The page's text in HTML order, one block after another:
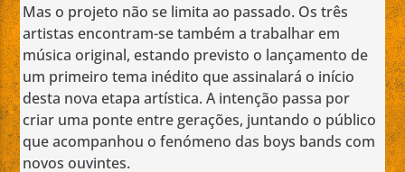
Mas o projeto não se limita ao passado. Os três
artistas encontram-se também a trabalhar em
música original, estando previsto o lançamento de
um primeiro tema inédito que assinalará o início
desta nova etapa artística. A intenção passa por
criar uma ponte entre gerações, juntando o público
que acompanhou o fenómeno das boys bands com
novos ouvintes.